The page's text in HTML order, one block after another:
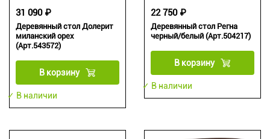
Деревянный стол Долерит
миланский орех
(Арт.543572)
31 090 ₽
В корзину
✓ В наличии
Деревянный стол Регна
черный/белый (Арт.504217)
22 750 ₽
В корзину
✓ В наличии